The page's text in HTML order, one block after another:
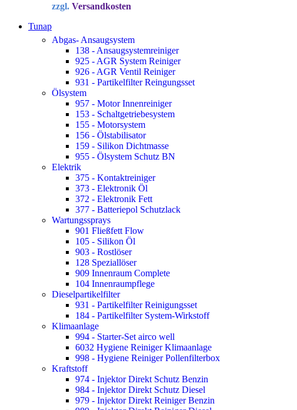
zzgl. Versandkosten
Tunap
Abgas- Ansaugsystem
138 - Ansaugsystemreiniger
925 - AGR System Reiniger
926 - AGR Ventil Reiniger
931 - Partikelfilter Reingungsset
Ölsystem
957 - Motor Innenreiniger
153 - Schaltgetriebesystem
155 - Motorsystem
156 - Ölstabilisator
159 - Silikon Dichtmasse
955 - Ölsystem Schutz BN
Elektrik
375 - Kontaktreiniger
373 - Elektronik Öl
372 - Elektronik Fett
377 - Batteriepol Schutzlack
Wartungssprays
901 Fließfett Flow
105 - Silikon Öl
903 - Rostlöser
128 Speziallöser
909 Innenraum Complete
104 Innenraumpflege
Dieselpartikelfilter
931 - Partikelfilter Reinigungsset
184 - Partikelfilter System-Wirkstoff
Klimaanlage
994 - Starter-Set airco well
6032 Hygiene Reiniger Klimaanlage
998 - Hygiene Reiniger Pollenfilterbox
Kraftstoff
974 - Injektor Direkt Schutz Benzin
984 - Injektor Direkt Schutz Diesel
979 - Injektor Direkt Reiniger Benzin